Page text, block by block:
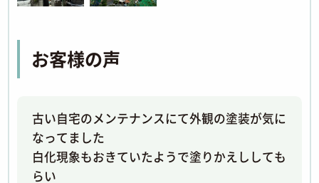
お客様の声
古い自宅のメンテナンスにて外観の塗装が気に
なってました
白化現象もおきていたようで塗りかえししても
らい